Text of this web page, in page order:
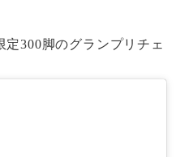
300脚のグランプリチェ